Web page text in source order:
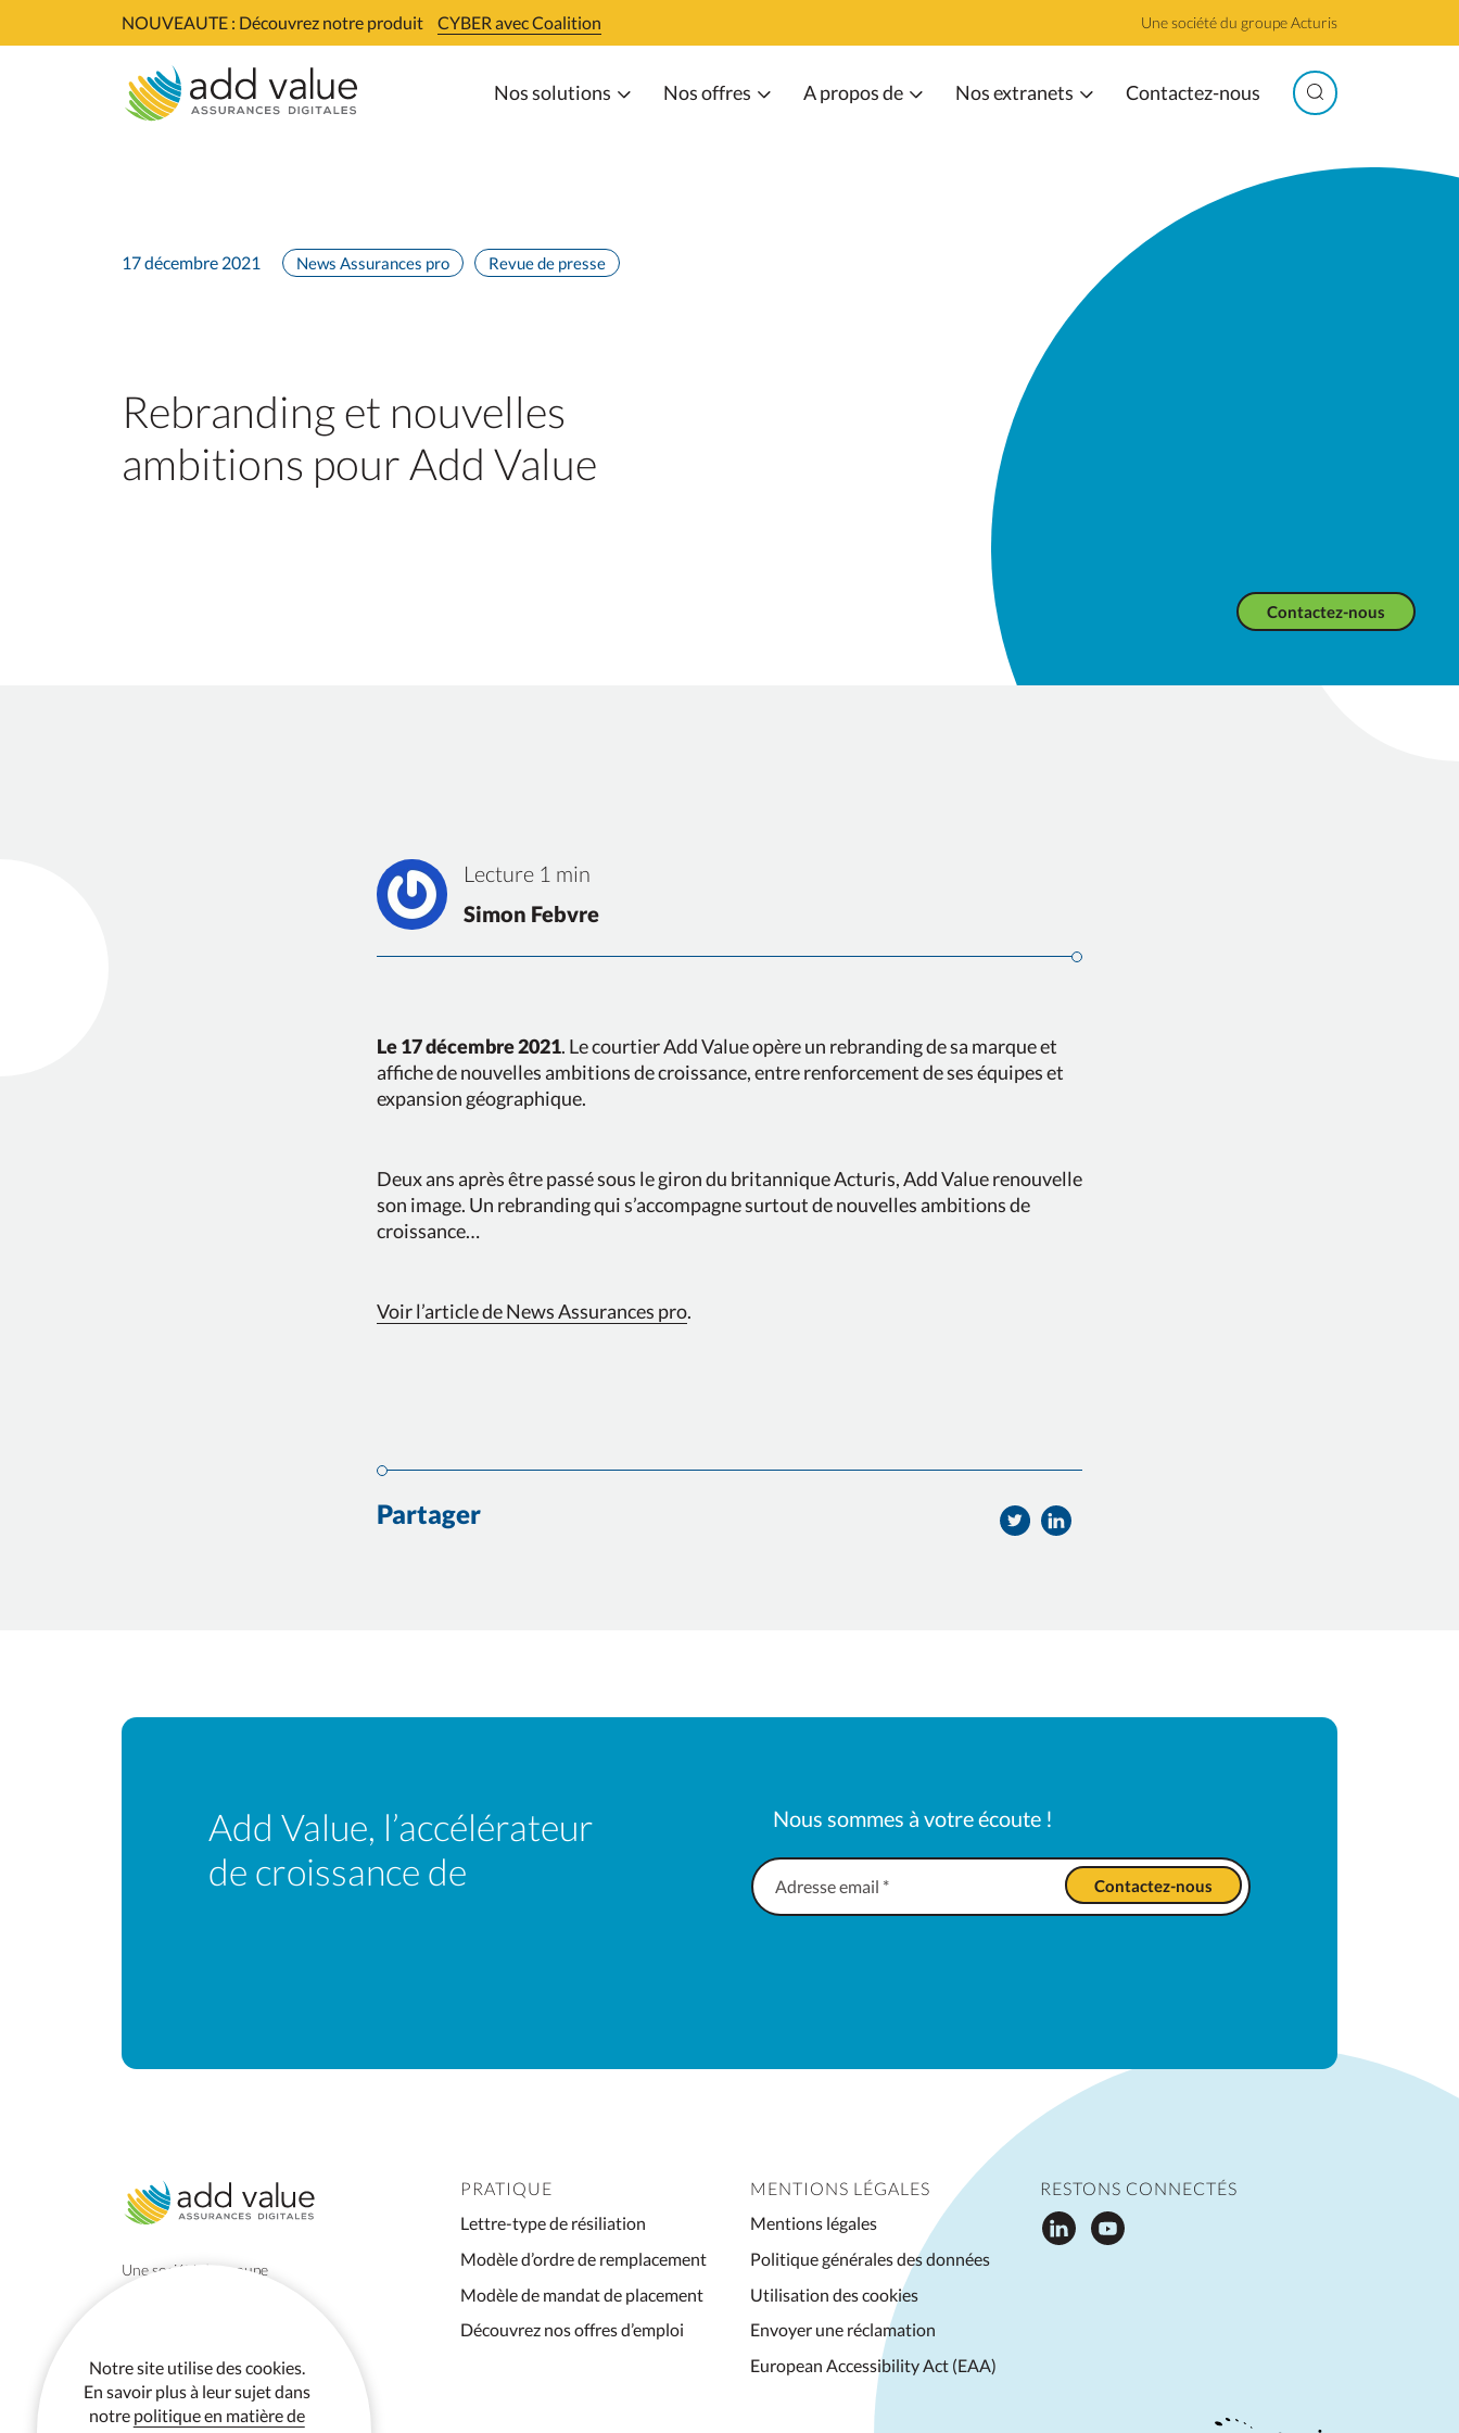
to
NOUVEAUTE : Découvrez notre produit CYBER avec Coalition Une société du groupe Acturis
Nos solutions Nos offres A propos de Nos extranets Contactez-nous Search
Rebranding et nouvelles
ambitions pour Add Value
17 décembre 2021 News Assurances pro Revue de presse
Contactez-nous
Lecture 1 min
Simon Febvre
Le 17 décembre 2021. Le courtier Add Value opère un rebranding de sa marque et
affiche de nouvelles ambitions de croissance, entre renforcement de ses équipes et
expansion géographique.
Deux ans après être passé sous le giron du britannique Acturis, Add Value renouvelle
son image. Un rebranding qui s’accompagne surtout de nouvelles ambitions de
croissance…
Voir l’article de News Assurances pro.
Partager
Partager
sur
Partager
sur
Notre site utilise des cookies.
En savoir plus à leur sujet dans
notre politique en matière de
Add Value, l’accélérateur
de croissance de
Nous sommes à votre écoute !
«
*»
Une société du groupe
PRATIQUE
Lettre-type de résiliation
Modèle d’ordre de remplacement
Modèle de mandat de placement
Découvrez nos offres d’emploi
MENTIONS LÉGALES
Mentions légales
Politique générales des données
Utilisation des cookies
Envoyer une réclamation
European Accessibility Act (EAA)
RESTONS CONNECTÉS